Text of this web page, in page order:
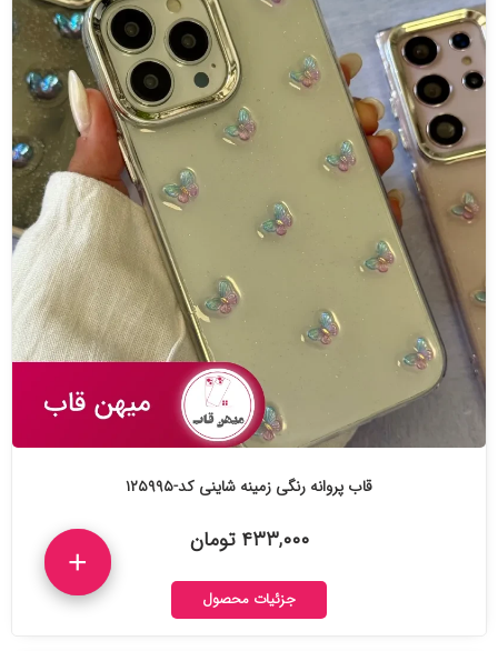
قاب پروانه رنگی زمینه شاینی کد-۱۲۵۹۹۵
۴۳۳,۰۰۰ تومان
جزئیات محصول
+